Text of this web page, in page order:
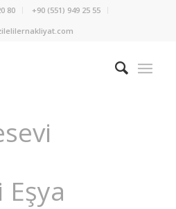
80
+90 (551) 949 25 55